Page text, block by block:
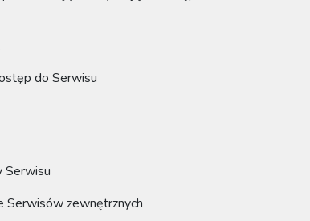
do Serwisu
Serwisu
Serwisów zewnętrznych